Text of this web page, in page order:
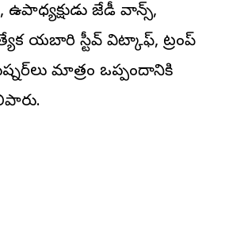
జేడీ వాన్స్‌,
రాయబారి స్టీవ్‌ విట్కాఫ్‌, ట్రంప్‌
మాత్రం ఒప్పందానికి